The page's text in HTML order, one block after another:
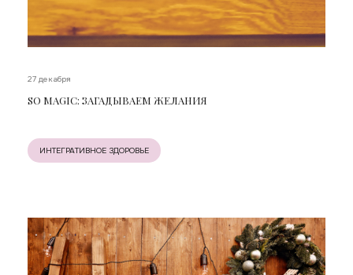
27 декабря
SO MAGIC: ЗАГАДЫВАЕМ ЖЕЛАНИЯ
ИНТЕГРАТИВНОЕ ЗДОРОВЬЕ